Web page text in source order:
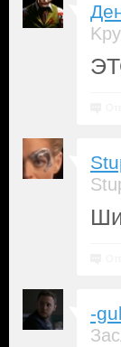
-